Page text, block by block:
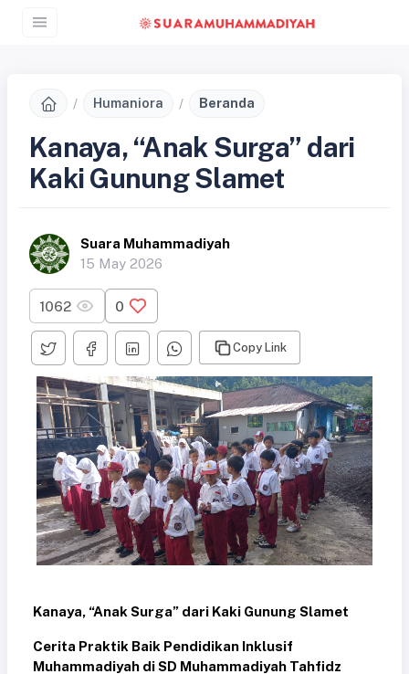
Humaniora Beranda
Kanaya, “Anak Surga” dari
Kaki Gunung Slamet
Suara Muhammadiyah
15 May 2026
1062 0
Copy Link
Kanaya, “Anak Surga” dari Kaki Gunung Slamet
Cerita Praktik Baik Pendidikan Inklusif
Muhammadiyah di SD Muhammadiyah Tahfidz